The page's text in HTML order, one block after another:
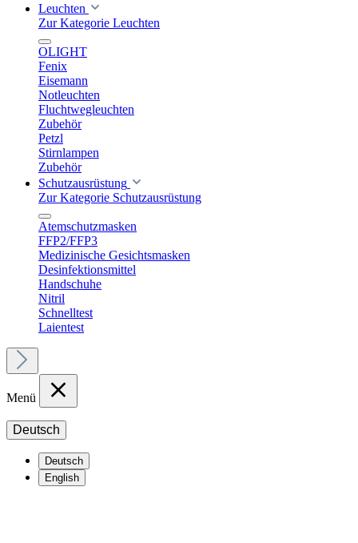
Leuchten
Zur Kategorie Leuchten
OLIGHT
Fenix
Eisemann
Notleuchten
Fluchtwegleuchten
Zubehör
Petzl
Stirnlampen
Zubehör
Schutzausrüstung
Zur Kategorie Schutzausrüstung
Atemschutzmasken
FFP2/FFP3
Medizinische Gesichtsmasken
Desinfektionsmittel
Handschuhe
Nitril
Schnelltest
Laientest
Menü
Deutsch
Deutsch
English